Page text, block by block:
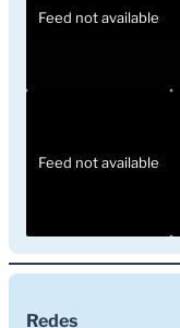
Feed not available
Feed not available
Redes